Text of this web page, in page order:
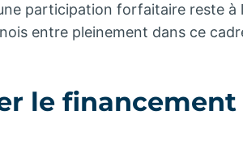
participation forfaitaire reste à
entre pleinement dans ce
le financement